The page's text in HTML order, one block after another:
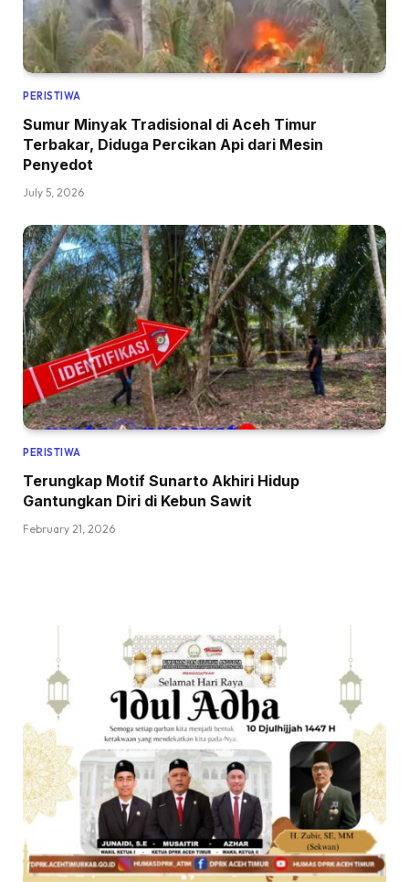
PERISTIWA
Sumur Minyak Tradisional di Aceh Timur
Terbakar, Diduga Percikan Api dari Mesin
Penyedot
July 5, 2026
PERISTIWA
Terungkap Motif Sunarto Akhiri Hidup
Gantungkan Diri di Kebun Sawit
February 21, 2026